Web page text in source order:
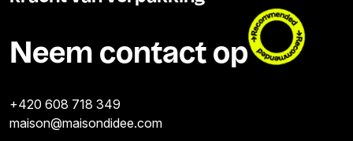
Neem contact op
+420 608 718 349
maison@maisondidee.com